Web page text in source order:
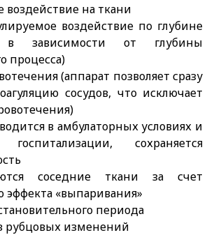
воздействие на ткани
воздействие по глубине
зависимости от глубины
процесса)
(аппарат позволяет сразу
сосудов, что исключает
в амбулаторных условиях и
сохраняется
соседние ткани за счет
эффекта «выпаривания»
периода
рубцовых изменений